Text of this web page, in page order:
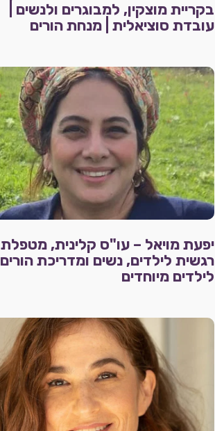
בקריית מוצקין, למבוגרים ולנשים |
עובדת סוציאלית | מנחת הורים
יפעת מויאל – עו"ס קלינית, מטפלת
רגשית לילדים, נשים ומדריכת הורים
לילדים מיוחדים